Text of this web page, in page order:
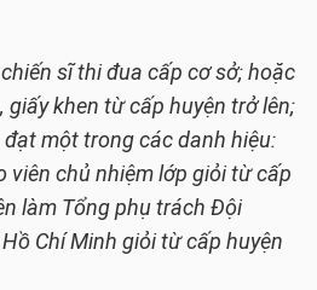
sĩ thi đua cấp cơ sở; hoặc
khen từ cấp huyện trở lên;
một trong các danh hiệu:
viên chủ nhiệm lớp giỏi từ cấp
làm Tổng phụ trách Đội
Chí Minh giỏi từ cấp huyện